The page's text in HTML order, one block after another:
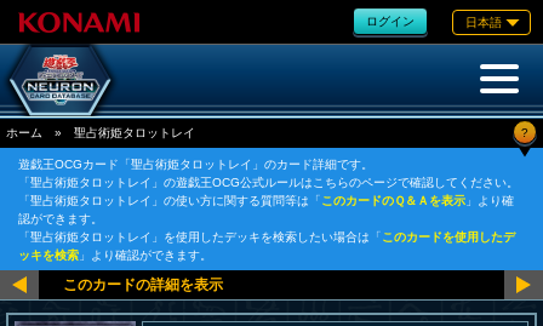
ログイン 日本語
ホーム » 聖占術姫タロットレイ ?
遊戯王OCGカード「聖占術姫タロットレイ」のカード詳細です。
「聖占術姫タロットレイ」の遊戯王OCG公式ルールはこちらのページで確認してください。
「聖占術姫タロットレイ」の使い方に関する質問等は「このカードのＱ＆Ａを表示 」より確
認ができます。
「聖占術姫タロットレイ」を使用したデッキを検索したい場合は「このカードを使用したデ
ッキを検索 」より確認ができます。